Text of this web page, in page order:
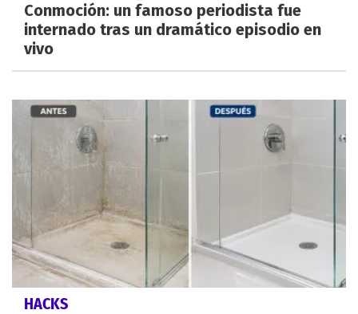
Conmoción: un famoso periodista fue
internado tras un dramático episodio en
vivo
HACKS